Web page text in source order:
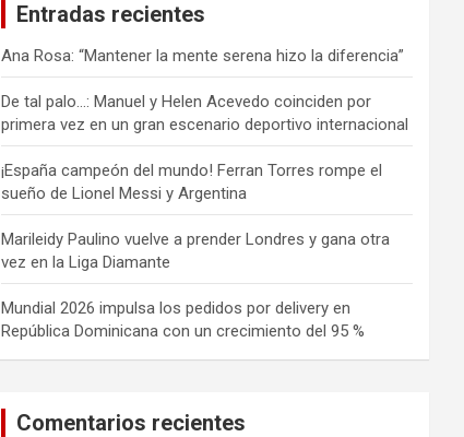
Entradas recientes
Ana Rosa: “Mantener la mente serena hizo la diferencia”
De tal palo…: Manuel y Helen Acevedo coinciden por
primera vez en un gran escenario deportivo internacional
¡España campeón del mundo! Ferran Torres rompe el
sueño de Lionel Messi y Argentina
Marileidy Paulino vuelve a prender Londres y gana otra
vez en la Liga Diamante
Mundial 2026 impulsa los pedidos por delivery en
República Dominicana con un crecimiento del 95 %
Comentarios recientes